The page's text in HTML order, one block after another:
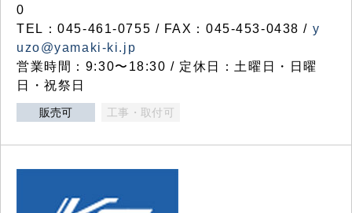
0
TEL：045-461-0755 / FAX：045-453-0438 / y
uzo@yamaki-ki.jp
営業時間：9:30〜18:30 / 定休日：土曜日・日曜
日・祝祭日
販売可 工事・取付可